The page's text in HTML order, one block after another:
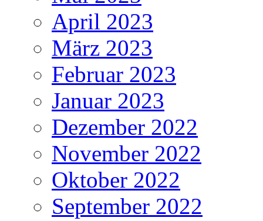
April 2023
März 2023
Februar 2023
Januar 2023
Dezember 2022
November 2022
Oktober 2022
September 2022